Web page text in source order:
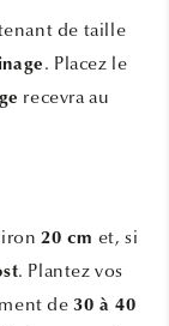
de taille
. Placez le
recevra au
20 cm et, si
. Plantez vos
de30 à 40